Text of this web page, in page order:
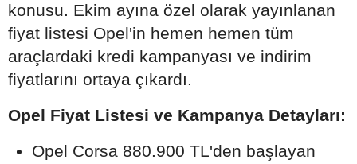
konusu. Ekim ayına özel olarak yayınlanan
fiyat listesi Opel'in hemen hemen tüm
araçlardaki kredi kampanyası ve indirim
fiyatlarını ortaya çıkardı.
Opel Fiyat Listesi ve Kampanya Detayları:
Opel Corsa 880.900 TL'den başlayan